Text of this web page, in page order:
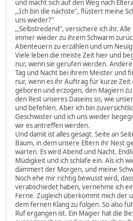
und macht sich auf den Weg nach
,,Ich bin die nächste", flüstert meine
uns wieder?"
,,Selbstredend", versichere ich ihr.
immer wieder zu ihrem Schwarm
Abenteuern zu erzählen und um
Viele leben die meiste Zeit hier und
nur, wenn sie gerufen werden.
Tag und Nacht bei ihrem Meister und
nur, wenn es ihr Auftrag für kurze
geboren und erzogen, den Magiern
den Rest unseres Daseins so, wie
und befehlen. Aber ich bin
Geschwister und ich uns wieder
wir es antreffen werden.
Und damit ist alles gesagt. Seite an
Baum, in dem unsere Eltern ihr Nest
warten. Es wird Abend und Nacht.
Müdigkeit und ich schlafe ein. Als ich
dämmert der Morgen, und meine
Noch ehe mir richtig bewusst wird,
verabschiedet haben, vernehme ich
Ferne. Zugleich überkommt mich der
dem fernen Klang zu folgen. So also
Ruf ergangen ist. Ein Magier hat die